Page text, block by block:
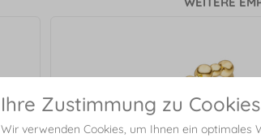
Ihre Zustimmung zu Cookies
Wir verwenden Cookies, um Ihnen ein optimales